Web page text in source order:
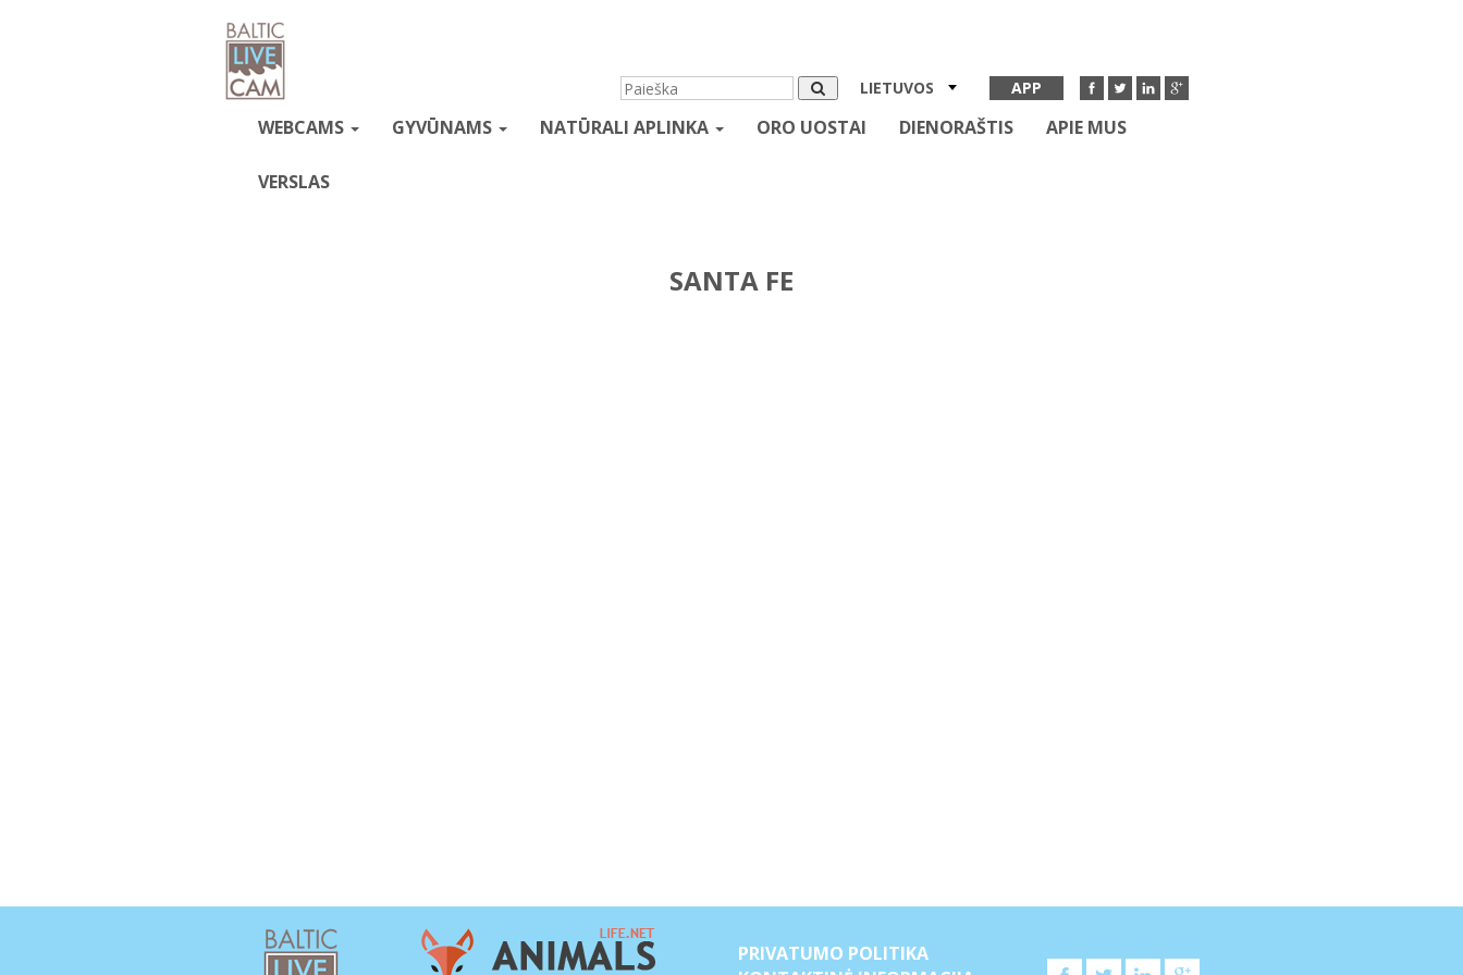
APP
LIETUVOS
WEBCAMS GYVŪNAMS NATŪRALI APLINKA ORO UOSTAI DIENORAŠTIS APIE MUS
VERSLAS
SANTA FE
PRIVATUMO POLITIKA